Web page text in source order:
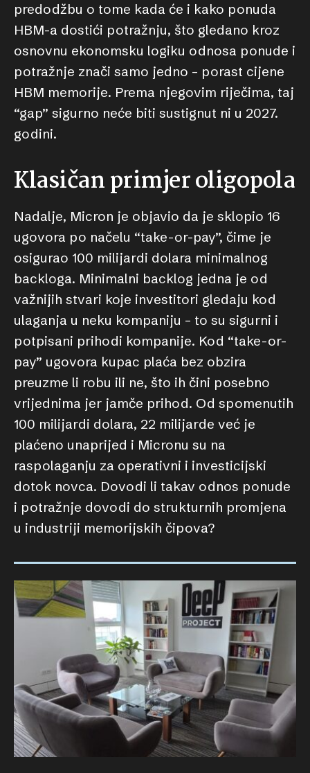
predodžbu o tome kada će i kako ponuda
HBM-a dostići potražnju, što gledano kroz
osnovnu ekonomsku logiku odnosa ponude i
potražnje znači samo jedno – porast cijene
HBM memorije. Prema njegovim riječima, taj
“gap” sigurno neće biti sustignut ni u 2027.
godini.
Klasičan primjer oligopola
Nadalje, Micron je objavio da je sklopio 16
ugovora po načelu “take-or-pay”, čime je
osigurao 100 milijardi dolara minimalnog
backloga. Minimalni backlog jedna je od
važnijih stvari koje investitori gledaju kod
ulaganja u neku kompaniju – to su sigurni i
potpisani prihodi kompanije. Kod “take-or-
pay” ugovora kupac plaća bez obzira
preuzme li robu ili ne, što ih čini posebno
vrijednima jer jamče prihod. Od spomenutih
100 milijardi dolara, 22 milijarde već je
plaćeno unaprijed i Micronu su na
raspolaganju za operativni i investicijski
dotok novca. Dovodi li takav odnos ponude
i potražnje dovodi do strukturnih promjena
u industriji memorijskih čipova?